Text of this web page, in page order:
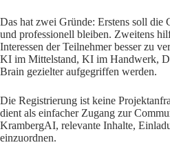
Das hat zwei Gründe: Erstens soll die
und professionell bleiben. Zweitens
Interessen der Teilnehmer besser zu
KI im Mittelstand, KI im Handwerk,
Brain gezielter aufgegriffen werden.
Die Registrierung ist keine
dient als einfacher Zugang zur
KrambergAI, relevante Inhalte,
einzuordnen.